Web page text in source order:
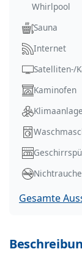
Whirlpool
Sauna
Internet
Satelliten-/
Kaminofen
Klimaanlage
Gesamte